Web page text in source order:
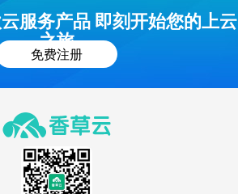
服务产品 即刻开始您的上云
之旅
免费注册